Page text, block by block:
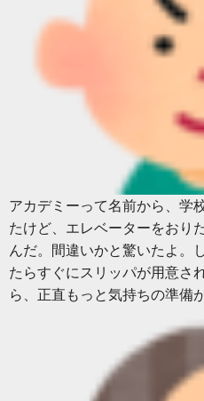
アカデミーって名前から、学
たけど、エレベーターをおり
んだ。間違いかと驚いたよ。
たらすぐにスリッパが用意さ
ら、正直もっと気持ちの準備